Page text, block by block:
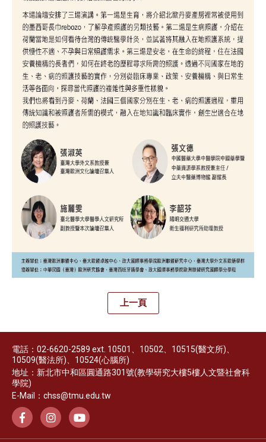
上一頁
電話：02-6620-2589 ext. 10501、10502、10515(醫文所)、
10509(醫法所)、10524(心腦所)
地址：新北市中和區圓通路301號(教學研究大樓5樓人文暨社會科
學院)
E-Mail：chss@tmu.edu.tw